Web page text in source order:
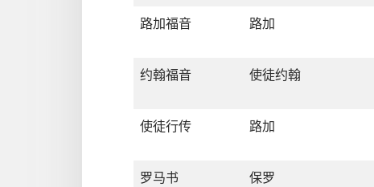
路加福音
路加
约翰福音
使徒约翰
使徒行传
路加
罗马书
保罗